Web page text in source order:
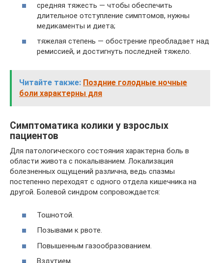
средняя тяжесть — чтобы обеспечить
длительное отступление симптомов, нужны
медикаменты и диета;
тяжелая степень — обострение преобладает над
ремиссией, и достигнуть последней тяжело.
Читайте также: Поздние голодные ночные
боли характерны для
Симптоматика колики у взрослых
пациентов
Для патологического состояния характерна боль в
области живота с покалыванием. Локализация
болезненных ощущений различна, ведь спазмы
постепенно переходят с одного отдела кишечника на
другой. Болевой синдром сопровождается:
Тошнотой.
Позывами к рвоте.
Повышенным газообразованием.
Вздутием.